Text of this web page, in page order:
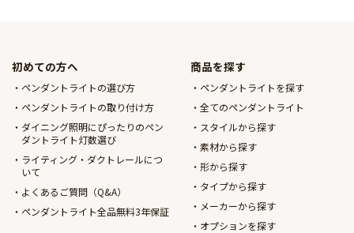
初めての方へ
ペンダントライトの選び方
ペンダントライトの取り付け方
ダイニング照明にぴったりのペン
ダントライト灯数選び
ライティング・ダクトレールにつ
いて
よくあるご質問（Q&A）
ペンダントライト全品無料3年保証
商品を探す
ペンダントライトを探す
全てのペンダントライト
スタイルから探す
素材から探す
形から探す
タイプから探す
メーカーから探す
オプションを探す